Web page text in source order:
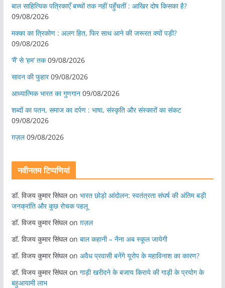
बाल साहित्यिक पत्रिकाएँ बच्चों तक नहीं पहुँचतीं : आखिर दोष किसका है?
09/08/2026
मक्का का त्रिकोण : अलग हित, फिर साथ आने की जरूरत क्यों पड़ी?
09/08/2026
‘मैं’ से ‘हम’ तक 09/08/2026
सावन की फुहार 09/08/2026
आध्यात्मिक भारत का गुणगान 09/08/2026
शब्दों का पतन, समाज का दर्पण : भाषा, संस्कृति और संस्कारों का संकट
09/08/2026
ग़ज़ल 09/08/2026
नवीनतम टिप्पणियां
डॉ. विजय कुमार सिंघलon भारत छोड़ो आंदोलन: स्वतंत्रता संघर्ष की अंतिम बड़ी
जनक्रांति और कुछ रोचक पहलू
डॉ. विजय कुमार सिंघलon ग़ज़ल
डॉ. विजय कुमार सिंघलon बाल कहानी – नैना अब स्कूल जायेगी
डॉ. विजय कुमार सिंघलon अवैध प्रवासी बनेंगे यूरोप के महाविनाश का कारण?
डॉ. विजय कुमार सिंघलon गाड़ी खरीदने के बजाय किराये की गाड़ी के प्रयोग के
बहुआयामी लाभ